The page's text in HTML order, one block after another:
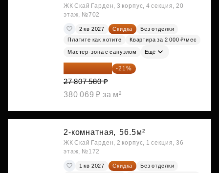
ЖК Скай Гарден, 3 корпус, 4 секция, 20
этаж, №702
2 кв 2027 Скидка
Без отделки
Платите как хотите
Квартира за 2 000 ₽/мес
Мастер-зона с санузлом Ещё
21 967 988 ₽ -21%
27 807 580 ₽
380 069 ₽ за м²
2-комнатная, 56.5м²
ЖК Скай Гарден, 2 корпус, 1 секция, 36
этаж, №172
1 кв 2027 Скидка
Без отделки